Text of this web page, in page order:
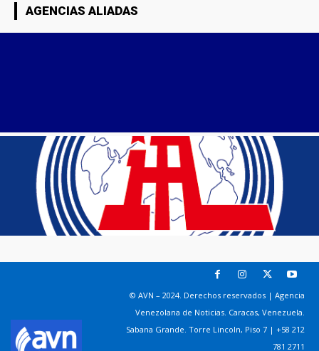
AGENCIAS ALIADAS
© AVN – 2024. Derechos reservados | Agencia
Venezolana de Noticias. Caracas, Venezuela.
Sabana Grande. Torre Lincoln, Piso 7 | +58 212
781 2711